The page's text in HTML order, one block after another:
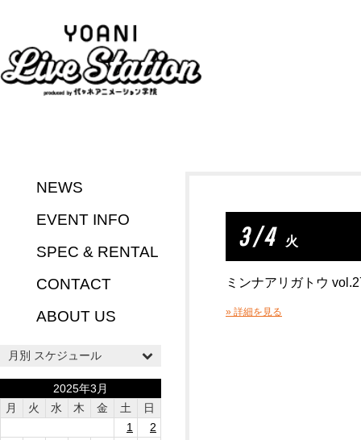
NEWS
EVENT INFO
SPEC & RENTAL
CONTACT
ABOUT US
月別 スケジュール
2025年3月
月
火 水 木 金 土
日
1
2
3 / 4 火
ミンナアリガトウ
» 詳細を見る